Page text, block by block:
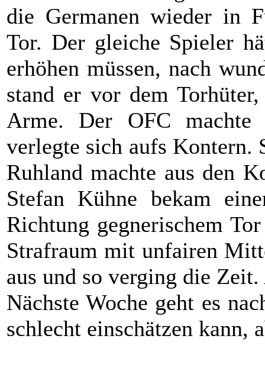
die Germanen wieder in
Tor. Der gleiche Spieler
erhöhen müssen, nach
stand er vor dem
Arme. Der OFC
verlegte sich aufs Kontern.
Ruhland machte aus den
Stefan Kühne bekam
Richtung gegnerischem
Strafraum mit unfairen
aus und so verging die
Nächste Woche geht es
schlecht einschätzen kann,